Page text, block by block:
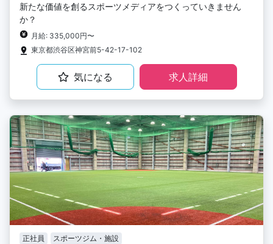
新たな価値を創るスポーツメディアをつくっていきません
か？
月給: 335,000円〜
東京都渋谷区神宮前5-42-17-102
気になる 求人詳細
正社員 スポーツジム・施設